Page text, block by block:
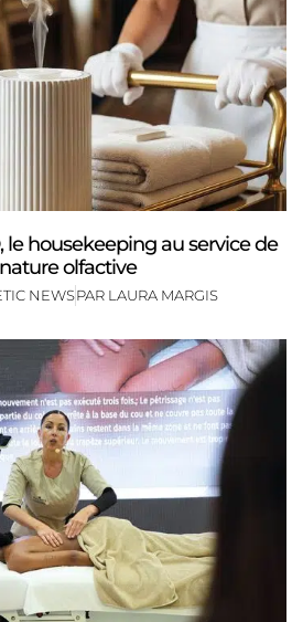
housekeeping au service de
olfactive
NEWSPAR LAURA MARGIS